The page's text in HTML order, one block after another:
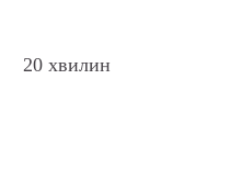
20 хвилин